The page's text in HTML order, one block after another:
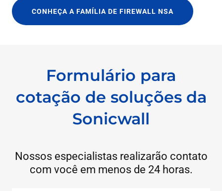
CONHEÇA A FAMÍLIA DE FIREWALL NSA
Formulário para
cotação de soluções da
Sonicwall
Nossos especialistas realizarão contato
com você em menos de 24 horas.